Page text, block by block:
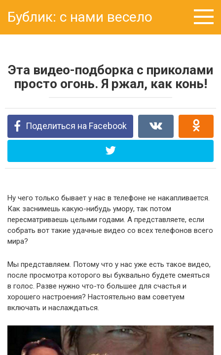
контенту
Бублик: с нами весело
Эта видео-подборка с приколами
просто огонь. Я ржал, как конь!
Поделиться на Facebook
Ну чего только бывает у нас в телефоне не накапливается.
Как заснимешь какую-нибудь умору, так потом
пересматриваешь целыми годами. А представляете, если
собрать вот такие удачные видео со всех телефонов всего
мира?
Мы представляем. Потому что у нас уже есть такое видео,
после просмотра которого вы буквально будете смеяться
в голос. Разве нужно что-то большее для счастья и
хорошего настроения? Настоятельно вам советуем
включать и наслаждаться.